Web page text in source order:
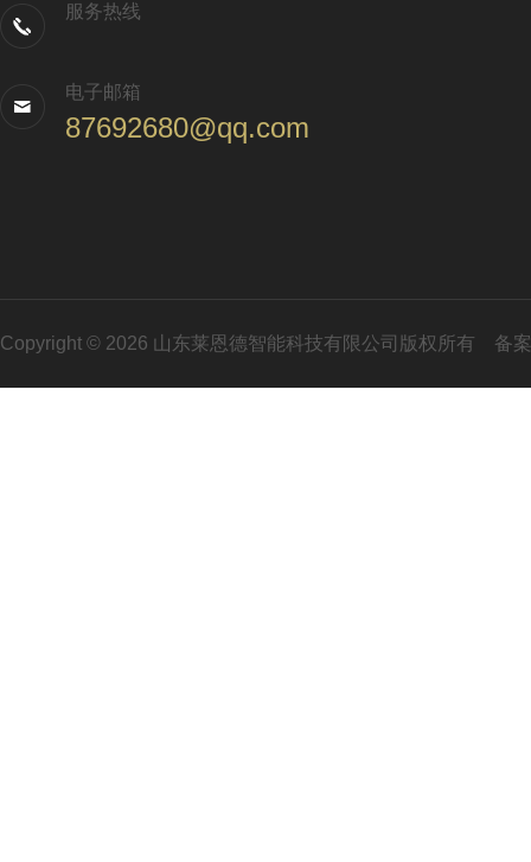
服务热线
电子邮箱
87692680@qq.com
Copyright © 2026 山东莱恩德智能科技有限公司版权所有 备